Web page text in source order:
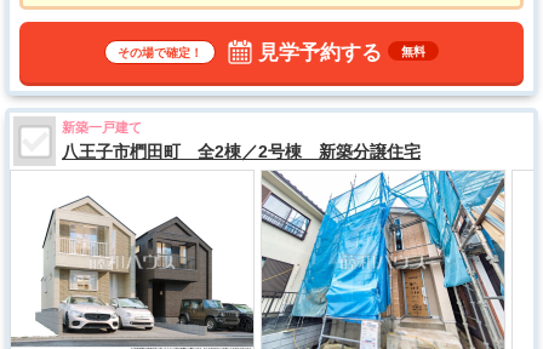
快適に過ごせる床暖房 ●収納量ばっちりのウォークインクローゼッ
ーは日差しもたっぷり注ぎ、お洗濯物もよく乾きます。
その場で確定！ 見学予約する 無料
新築一戸建て
八王子市椚田町 全2棟／2号棟 新築分譲住宅